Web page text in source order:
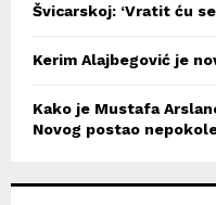
Švicarskoj: ‘Vratit ću
Kerim Alajbegović je
Kako je Mustafa
Novog postao